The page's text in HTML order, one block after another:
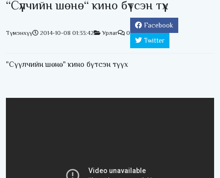
“Сүүлчийн шөнө“ кино бүтсэн түүх
Түмэнхүү 2014-10-08 01:33:42 Урлаг 0
Facebook
Twitter
"Сүүлчийн шөнө" кино бүтсэн түүх